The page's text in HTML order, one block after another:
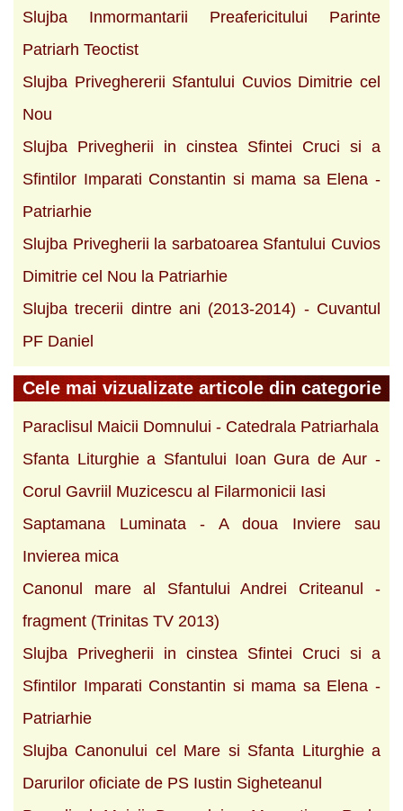
Slujba Inmormantarii Preafericitului Parinte
Patriarh Teoctist
Slujba Priveghererii Sfantului Cuvios Dimitrie cel
Nou
Slujba Privegherii in cinstea Sfintei Cruci si a
Sfintilor Imparati Constantin si mama sa Elena -
Patriarhie
Slujba Privegherii la sarbatoarea Sfantului Cuvios
Dimitrie cel Nou la Patriarhie
Slujba trecerii dintre ani (2013-2014) - Cuvantul
PF Daniel
Cele mai vizualizate articole din categorie
Paraclisul Maicii Domnului - Catedrala Patriarhala
Sfanta Liturghie a Sfantului Ioan Gura de Aur -
Corul Gavriil Muzicescu al Filarmonicii Iasi
Saptamana Luminata - A doua Inviere sau
Invierea mica
Canonul mare al Sfantului Andrei Criteanul -
fragment (Trinitas TV 2013)
Slujba Privegherii in cinstea Sfintei Cruci si a
Sfintilor Imparati Constantin si mama sa Elena -
Patriarhie
Slujba Canonului cel Mare si Sfanta Liturghie a
Darurilor oficiate de PS Iustin Sigheteanul